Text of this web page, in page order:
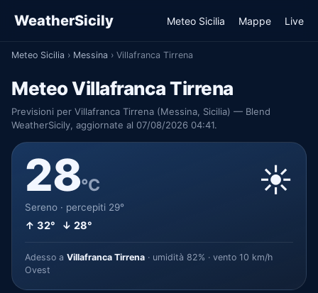
WeatherSicily Meteo Sicilia Mappe Live
Meteo Sicilia › Messina › Villafranca Tirrena
Meteo Villafranca Tirrena
Previsioni per Villafranca Tirrena (Messina, Sicilia) — Blend
WeatherSicily, aggiornate al 07/08/2026 04:41.
28°C
Sereno · percepiti 29°
↑ 32° ↓ 28°
☀️
Adesso a Villafranca Tirrena · umidità 82% · vento 10 km/h
Ovest